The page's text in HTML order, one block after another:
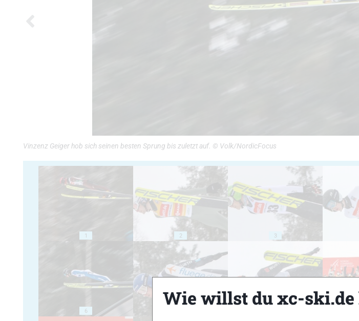
Vinzenz Geiger hob sich seinen besten Sprung bis zuletzt auf. © Volk/NordicFocus
1 2 3
6
Wie willst du xc-ski.de